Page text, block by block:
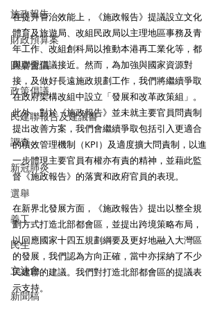
施政報告
財政預算案
圓桌會議
政策倡議
民建聯報告及建議書
調查
新冠肺炎
選舉
義工
民生
立法會
新聞稿
在提升管治效能上，《施政報告》提議設立文化
體育及旅遊局、改組民政局以主理地區事務及青
年工作、改組創科局以推動本港再工業化等，都
與聯盟倡議接近。然而，為加強與國家資源對
接，及做好長遠施政規劃工作，我們將繼續爭取
在政府架構改組中設立「發展和改革政策組」。
此外，對於《施政報告》並未就主要官員問責制
提出改善方案，我們會繼續爭取包括引入更適合
的積效管理機制（KPI）及適度擴大問責制，以進
一步體現主要官員有權亦有責的精神，並藉此監
督《施政報告》的落實和政府官員的表現。
在新界北發展方面，《施政報告》提出以整全規
劃方式打造北部都會區，並提出跨境策略布局，
以回應國家十四五規劃綱要及更好地融入大灣區
的發展，我們認為方向正確，當中亦採納了不少
民建聯的建議。我們對打造北部都會區的提議表
示支持。